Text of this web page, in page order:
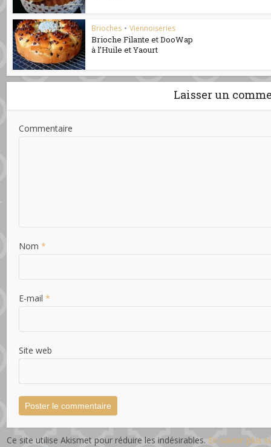
Brioches • Viennoiseries
Brioche Filante et DooWap
à l’Huile et Yaourt
Laisser un
Commentaire
Nom*
E-mail*
Site web
Ce site utilise Akismet pour réduire les indésirables. En savoir plus